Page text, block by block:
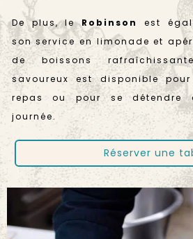
De plus, leRobinson
est
son service en limonade et
de boissons
savoureux est disponible
repas ou pour se détendre
journée.
Réserver une